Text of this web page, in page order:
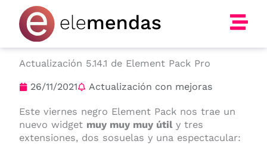
contenido
Actualización 5.14.1 de Element Pack Pro
26/11/2021 Actualización con mejoras
Este viernes negro Element Pack nos trae un
nuevo widget muy muy muy útily tres
extensiones, dos sosuelas y una espectacular: